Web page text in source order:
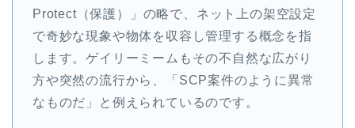
Protect（保護）」の略で、ネット上の架空設定
で奇妙な現象や物体を収容し管理する概念を指
します。ゲイリーミームもその不自然な広がり
方や突然の流行から、「SCP案件のように異常
なものだ」と例えられているのです。